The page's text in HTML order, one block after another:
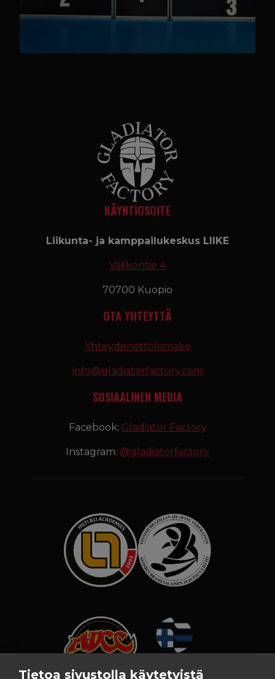
Tietoa sivustolla käytetyistä
KÄYNTIOSOITE
Liikunta- ja kamppailukeskus LIIKE
Väliköntie 4
70700 Kuopio
OTA YHTEYTTÄ
Yhteydenottolomake
info@gladiatorfactory.com
SOSIAALINEN MEDIA
Facebook: Gladiator Factory
Instagram: @gladiatorfactory